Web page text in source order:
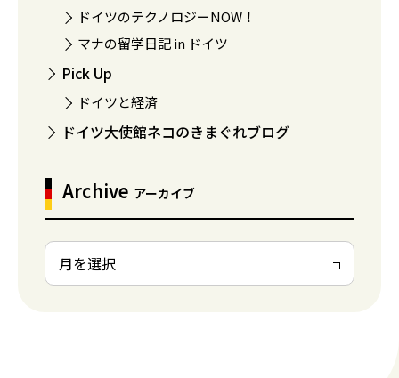
ドイツのテクノロジーNOW！
マナの留学日記 in ドイツ
Pick Up
ドイツと経済
ドイツ大使館ネコのきまぐれブログ
Archive アーカイブ